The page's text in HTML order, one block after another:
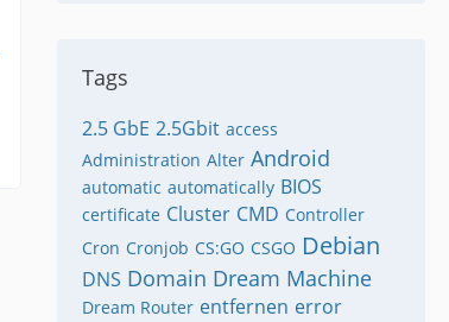
Tags
2.5 GbE 2.5Gbit access
Administration Alter Android
automatic automatically BIOS
certificate Cluster CMD Controller
Cron Cronjob CS:GO CSGO Debian
DNS Domain Dream Machine
Dream Router entfernen error